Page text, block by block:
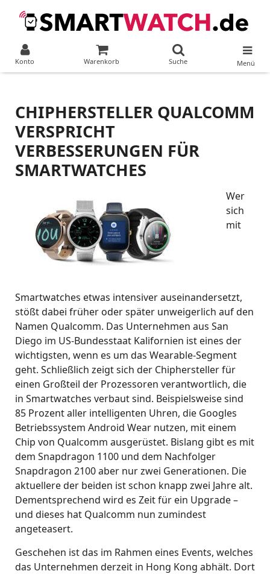
Konto Warenkorb Suche Menü
CHIPHERSTELLER QUALCOMM
VERSPRICHT
VERBESSERUNGEN FÜR
SMARTWATCHES
Wer
sich
mit
Smartwatches etwas intensiver auseinandersetzt,
stößt dabei früher oder später unweigerlich auf den
Namen Qualcomm. Das Unternehmen aus San
Diego im US-Bundesstaat Kalifornien ist eines der
wichtigsten, wenn es um das Wearable-Segment
geht. Schließlich zeigt sich der Chiphersteller für
einen Großteil der Prozessoren verantwortlich, die
in Smartwatches verbaut sind. Beispielsweise sind
85 Prozent aller intelligenten Uhren, die Googles
Betriebssystem Android Wear nutzen, mit einem
Chip von Qualcomm ausgerüstet. Bislang gibt es mit
dem Snapdragon 1100 und dem Nachfolger
Snapdragon 2100 aber nur zwei Generationen. Die
aktuellere der beiden ist schon knapp zwei Jahre alt.
Dementsprechend wird es Zeit für ein Upgrade –
und dieses hat Qualcomm nun zumindest
angeteasert.
Geschehen ist das im Rahmen eines Events, welches
das Unternehmen derzeit in Hong Kong abhält. Dort